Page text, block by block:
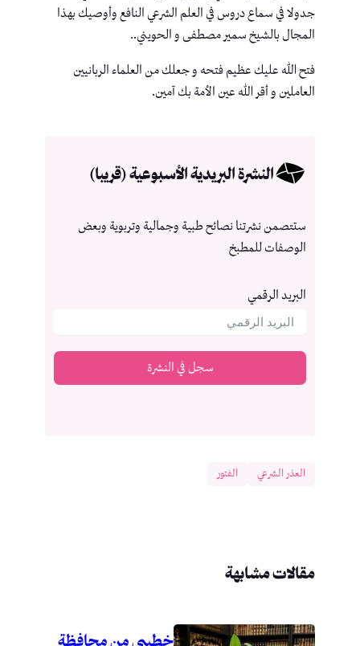
جدولا في سماع دروس في العلم الشرعي النافع وأوصيك بهذا
المجال بالشيخ سمير مصطفى و الحويني..
فتح الله عليك عظيم فتحه و جعلك من العلماء الربانيين
العاملين و أقر الله عين الأمة بك آمين.
النشرة البريدية الأسبوعية (قريبا)
ستتصمن نشرتنا نصائح طبية وجمالية وتربوية وبعض
الوصفات للمطبخ
البريد الرقمي
سجل في النشرة
العذر الشرعي الفتور
مقالات مشابهة
خطيبي من محافظة